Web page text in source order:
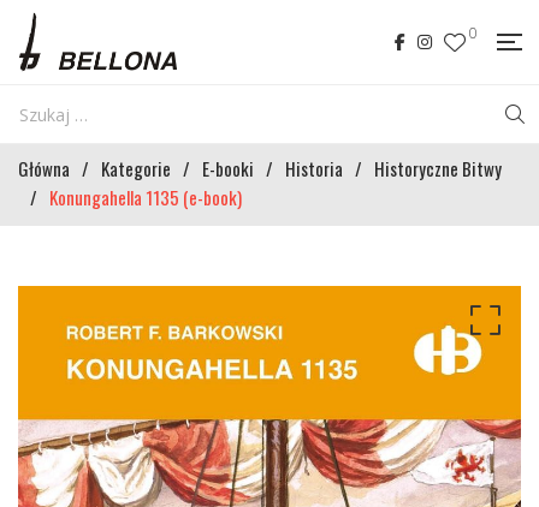
0
Główna / Kategorie / E-booki / Historia / Historyczne Bitwy
/ Konungahella 1135 (e-book)